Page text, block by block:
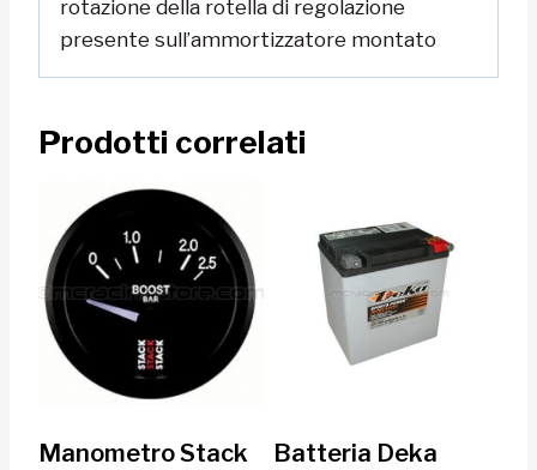
rotazione della rotella di regolazione
presente sull’ammortizzatore montato
Prodotti correlati
Manometro Stack
Batteria Deka